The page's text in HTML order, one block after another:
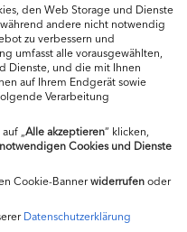
den Web Storage und Dienste
andere nicht notwendig
zu verbessern und
umfasst alle vorausgewählten,
Dienste, und die mit Ihnen
auf Ihrem Endgerät sowie
Verarbeitung
„ Alle akzeptieren“ klicken,
Cookies und Dienste
Cookie-Bannerwiderrufenoder
Datenschutzerklärung